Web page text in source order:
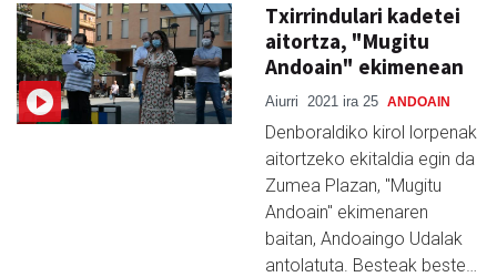
Txirrindulari kadetei
aitortza, "Mugitu
Andoain" ekimenean
Aiurri 2021 ira 25 ANDOAIN
Denboraldiko kirol lorpenak
aitortzeko ekitaldia egin da
Zumea Plazan, "Mugitu
Andoain" ekimenaren
baitan, Andoaingo Udalak
antolatuta. Besteak beste…